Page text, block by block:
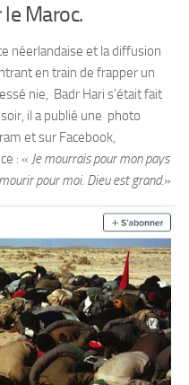
Maroc.
néerlandaise et la diffusion
en train de frapper un
nie, Badr Hari s’était fait
il a publié une photo
et sur Facebook,
: « Je mourrais pour mon pays
pour moi. Dieu est grand.»